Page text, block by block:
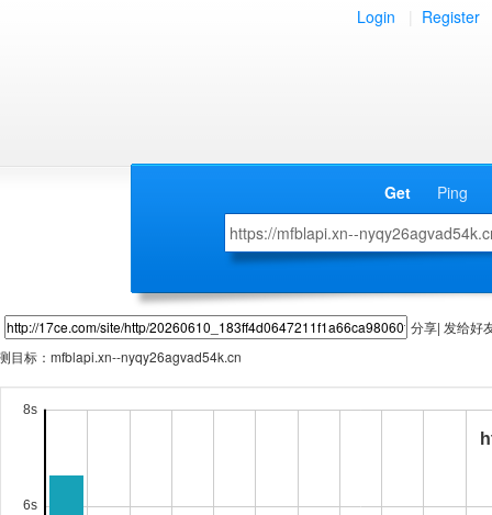
Login Register
Get Ping
分享| 发给好
目标： mfblapi.xn--nyqy26agvad54k.cn